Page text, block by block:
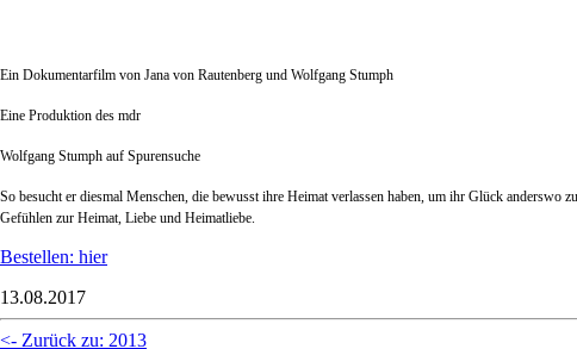
Ein Dokumentarfilm von Jana von Rautenberg und Wolfgang Stumph
Eine Produktion des mdr
Wolfgang Stumph auf Spurensuche
So besucht er diesmal Menschen, die bewusst ihre Heimat verlassen haben, um ihr Glück
Gefühlen zur Heimat, Liebe und Heimatliebe.
Bestellen: hier
13.08.2017
<- Zurück zu: 2013